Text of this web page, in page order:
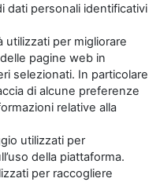
dati personali identificativi
per migliorare
pagine web in
selezionati. In particolare
di alcune preferenze
relative alla
utilizzati per
della piattaforma.
per raccogliere